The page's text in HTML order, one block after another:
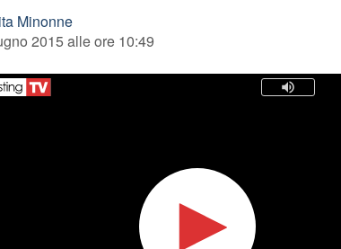
Minonne
2015 alle ore 10:49